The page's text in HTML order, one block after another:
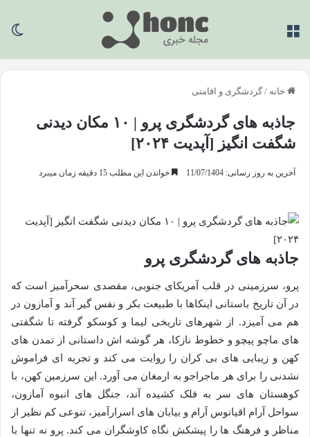
خانه / گردشگری و اقامتی
جاذبه های گردشگری پرو | ۱۰ مکان دیدنی
شگفت انگیز [آپدیت ۲۰۲۴]
آخرین به روز رسانی: 11/07/1404 خواندن این مطلب 15 دقیقه زمان میبرد
جاذبه های گردشگری پرو
پرو، سرزمینی در قلب آمریکای جنوبی، مقصدی سحرآمیز است که
در آن تاریخ باستانی اینکاها با طبیعت بکر و نفس گیر آند و آمازون در
هم می آمیزد. از شهرهای تاریخی لیما و کوسکو گرفته تا شگفتی
های ماچو پیچو و خطوط نازکا، هر گوشه اش داستانی از تمدن های
کهن و زیبایی های بی کران را روایت می کند و تجربه ای فراموش
نشدنی را برای هر ماجراجو به ارمغان می آورد. این سرزمین کهن، با
کوهستان های سر به فلک کشیده آند، جنگل های انبوه آمازون،
سواحل آرام اقیانوس آرام و بیابان های اسرارآمیز، تنوعی کم نظیر از
مناظر و فرهنگ ها را پیشکش نگاه کاوشگران می کند. پرو نه تنها با